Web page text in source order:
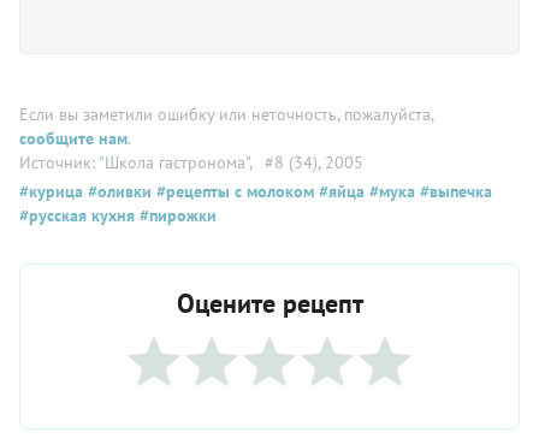
Если вы заметили ошибку или неточность, пожалуйста,
сообщите нам.
Источник: "Школа гастронома", #8 (34), 2005
#курица #оливки #рецепты с молоком #яйца #мука #выпечка
#русская кухня #пирожки
Оцените рецепт